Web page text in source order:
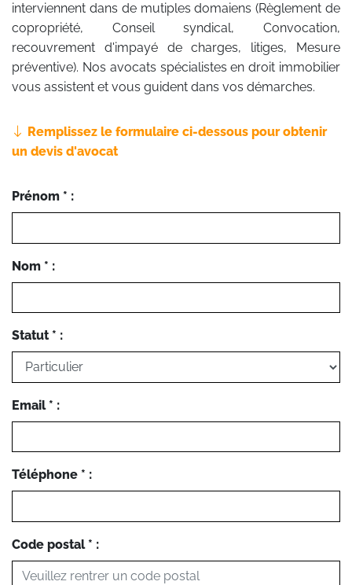
interviennent dans de mutiples domaiens (Règlement de
copropriété, Conseil syndical, Convocation,
recouvrement d'impayé de charges, litiges, Mesure
préventive). Nos avocats spécialistes en droit immobilier
vous assistent et vous guident dans vos démarches.
Remplissez le formulaire ci-dessous pour obtenir
un devis d'avocat
Prénom * :
Nom * :
Statut * :
Email * :
Téléphone * :
Code postal * :